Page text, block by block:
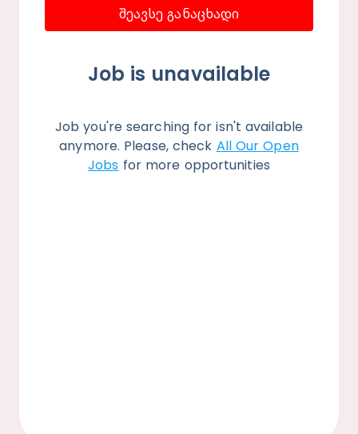
შეავსე განაცხადი
Job is unavailable
Job you're searching for isn't available
anymore. Please, check All Our Open
Jobs for more opportunities